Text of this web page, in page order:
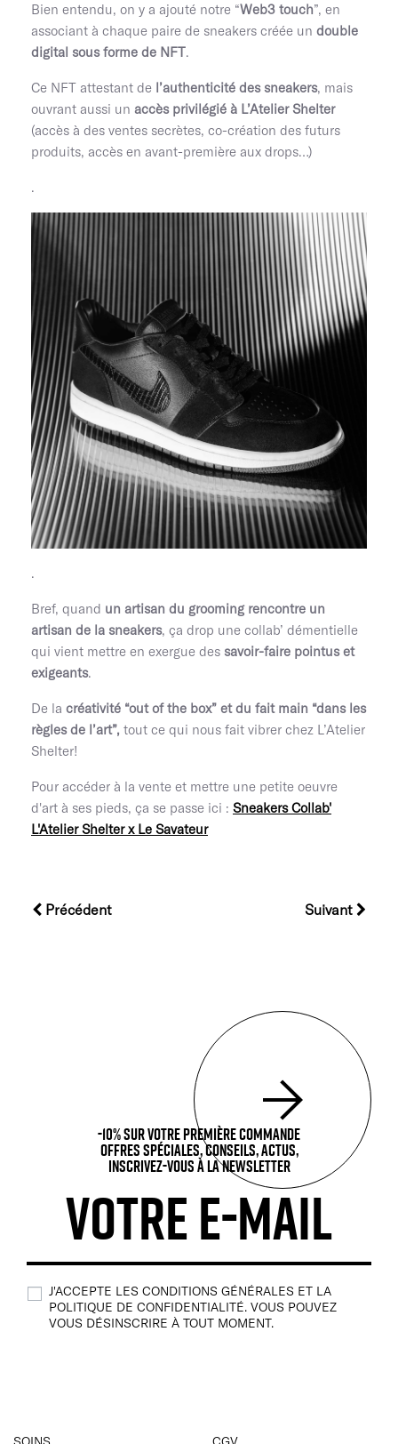
Bien entendu, on y a ajouté notre “Web3 touch”, en
associant à chaque paire de sneakers créée un double
digital sous forme de NFT.
Ce NFT attestant de l’authenticité des sneakers, mais
ouvrant aussi un accès privilégié à L’Atelier Shelter
(accès à des ventes secrètes, co-création des futurs
produits, accès en avant-première aux drops…)
.
.
Bref, quand un artisan du grooming rencontre un
artisan de la sneakers, ça drop une collab’ démentielle
qui vient mettre en exergue des savoir-faire pointus et
exigeants.
De la créativité “out of the box” et du fait main “dans les
règles de l’art”, tout ce qui nous fait vibrer chez L’Atelier
Shelter!
Pour accéder à la vente et mettre une petite oeuvre
d'art à ses pieds, ça se passe ici : Sneakers Collab'
L'Atelier Shelter x Le Savateur
Précédent Suivant
-10% sur votre première commande
Offres spéciales, Conseils, actus,
inscrivez-vous à la newsletter
J'ACCEPTE LES CONDITIONS GÉNÉRALES ET LA
POLITIQUE DE CONFIDENTIALITÉ. VOUS POUVEZ
VOUS DÉSINSCRIRE À TOUT MOMENT.